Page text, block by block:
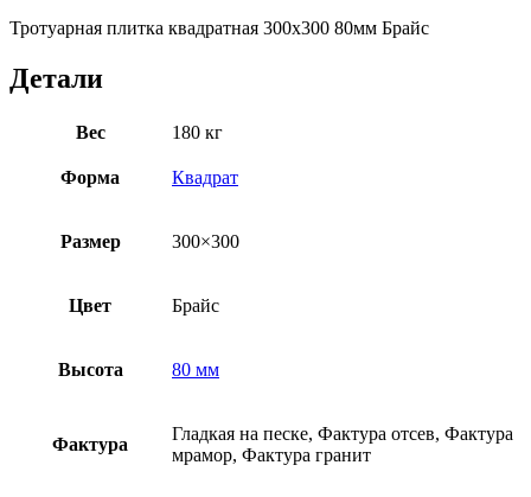
Тротуарная плитка квадратная 300х300 80мм Брайс
Детали
Вес 180 кг
Форма Квадрат
Размер 300×300
Цвет Брайс
Высота 80 мм
Фактура
Гладкая на песке, Фактура отсев, Фактура
мрамор, Фактура гранит